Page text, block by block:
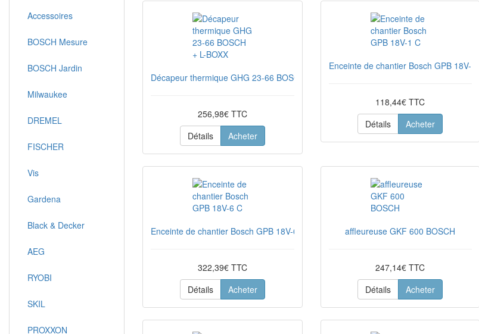
Décapeur thermique GHG 23-66 BOSCH + L-BOXX
256,98€ TTC
Détails
Acheter
Enceinte de chantier Bosch GPB 18V-1 C
118,44€ TTC
Détails
Acheter
Enceinte de chantier Bosch GPB 18V-6 C
322,39€ TTC
Détails
Acheter
affleureuse GKF 600 BOSCH
247,14€ TTC
Détails
Acheter
Accessoires
BOSCH Mesure
BOSCH Jardin
Milwaukee
DREMEL
FISCHER
Vis
Gardena
Black & Decker
AEG
RYOBI
SKIL
PROXXON